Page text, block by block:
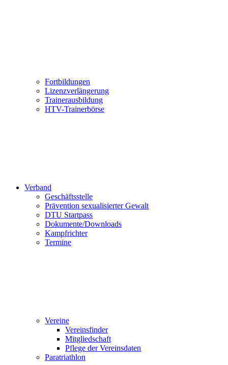
Fortbildungen
Lizenzverlängerung
Trainerausbildung
HTV-Trainerbörse
Verband
Geschäftsstelle
Prävention sexualisierter Gewalt
DTU Startpass
Dokumente/Downloads
Kampfrichter
Termine
Vereine
Vereinsfinder
Mitgliedschaft
Pflege der Vereinsdaten
Paratriathlon